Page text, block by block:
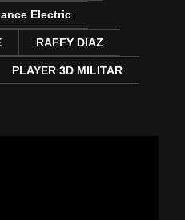
Electric
RAFFY DIAZ
PLAYER 3D MILITAR